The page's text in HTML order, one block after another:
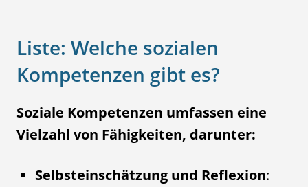
Liste: Welche sozialen
Kompetenzen gibt es?
Soziale Kompetenzen umfassen eine
Vielzahl von Fähigkeiten, darunter:
Selbsteinschätzung und Reflexion: